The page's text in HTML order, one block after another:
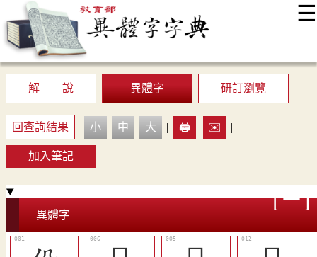
☰
最新消息
顯示模式
網站導覽
解 說
異體字 研訂瀏覽
回查詢結果 | 小 中 大 | 🖨️ ✉️ |
加入筆記
異體字